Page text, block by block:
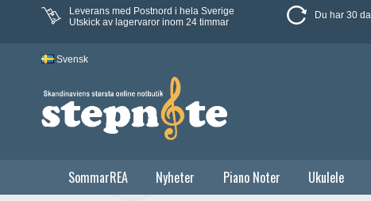
Leverans med Postnord i hela Sverige
Utskick av lagervaror inom 24 timmar
Du har 30
Svensk
SommarREA Nyheter Piano Noter Ukulele